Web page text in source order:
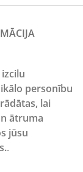
personību
lai
ātruma
jūsu
.